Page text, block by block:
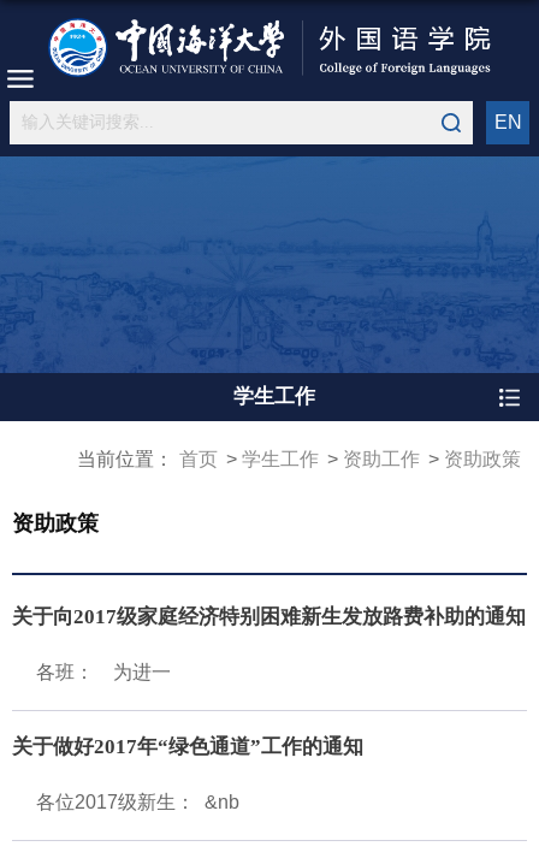
EN
学生工作
当前位置： 首页 学生工作 资助工作 资助政策
资助政策
关于向2017级家庭经济特别困难新生发放路费补助的通知
各班： 为进一
关于做好2017年“绿色通道”工作的通知
各位2017级新生： &nb